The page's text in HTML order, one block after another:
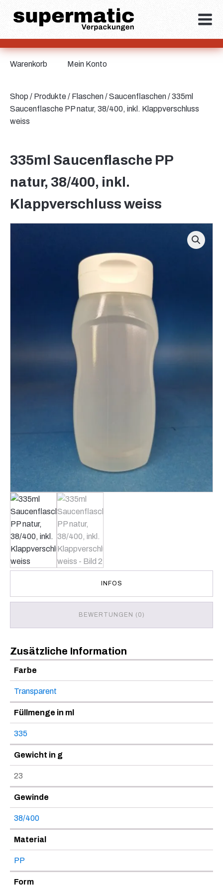
Shop / Produkte/ Flaschen/Saucenflaschen/ 335ml
Saucenflasche PP natur, 38/400, inkl. Klappverschluss
weiss
Warenkorb Mein Konto
335ml Saucenflasche PP
natur, 38/400, inkl.
Klappverschluss weiss
INFOS
BEWERTUNGEN (0)
Zusätzliche Information
Farbe
Transparent
Füllmenge in ml
335
Gewicht in g
23
Gewinde
38/400
Material
PP
Form